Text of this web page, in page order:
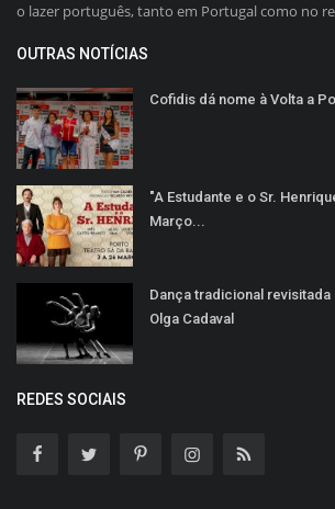
o lazer português, tanto em Portugal como no
OUTRAS NOTÍCIAS
Cofidis dá nome à Volta a
"A Estudante e o Sr.
Março...
Dança tradicional revisitada
Olga Cadaval
REDES SOCIAIS